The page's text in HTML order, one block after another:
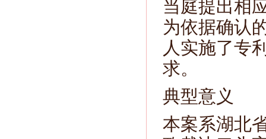
当庭提出相
为依据确认
人实施了专
求。
典型意义
本案系湖北